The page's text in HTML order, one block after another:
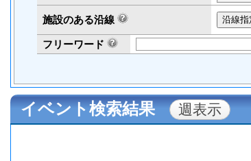
施設のある沿線
フリーワード
イベント検索結果